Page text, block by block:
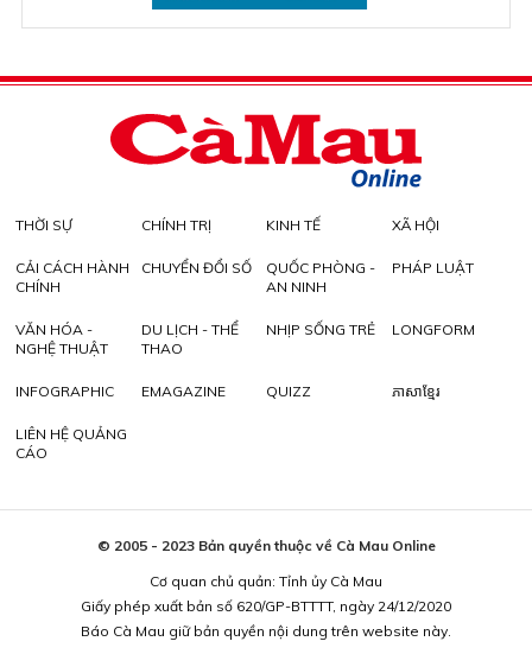
THỜI SỰ CHÍNH TRỊ KINH TẾ XÃ HỘI
CẢI CÁCH HÀNH
CHÍNH
CHUYỂN ĐỔI SỐ
QUỐC PHÒNG -
AN NINH
PHÁP LUẬT
VĂN HÓA -
NGHỆ THUẬT
DU LỊCH - THỂ
THAO
NHỊP SỐNG TRẺ LONGFORM
INFOGRAPHIC EMAGAZINE QUIZZ ភាសាខ្មែរ
LIÊN HỆ QUẢNG
CÁO
© 2005 - 2023 Bản quyền thuộc về Cà Mau Online
Cơ quan chủ quản: Tỉnh ủy Cà Mau
Giấy phép xuất bản số 620/GP-BTTTT, ngày 24/12/2020
Báo Cà Mau giữ bản quyền nội dung trên website này.